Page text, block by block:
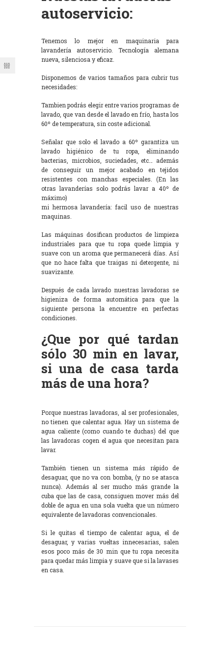
autoservicio:
Tenemos lo mejor en maquinaria para
lavandería autoservicio. Tecnología alemana
nueva, silenciosa y eficaz.
Disponemos de varios tamaños para cubrir tus
necesidades:
Tambien podrás elegir entre varios programas de
lavado, que van desde el lavado en frío, hasta los
60º de temperatura, sin coste adicional.
Señalar que solo el lavado a 60º garantiza un
lavado higiénico de tu ropa, eliminando
bacterias, microbios, suciedades, etc… además
de conseguir un mejor acabado en tejidos
resistentes con manchas especiales. (En las
otras lavanderías solo podrás lavar a 40º de
máximo)
mi hermosa lavandería: facil uso de nuestras
maquinas.
Las máquinas dosifican productos de limpieza
industriales para que tu ropa quede limpia y
suave con un aroma que permanecerá días. Así
que no hace falta que traigas ni detergente, ni
suavizante.
Después de cada lavado nuestras lavadoras se
higieniza de forma automática para que la
siguiente persona la encuentre en perfectas
condiciones.
¿Que por qué tardan
sólo 30 min en lavar,
si una de casa tarda
más de una hora?
Porque nuestras lavadoras, al ser profesionales,
no tienen que calentar agua. Hay un sistema de
agua caliente (como cuando te duchas) del que
las lavadoras cogen el agua que necesitan para
lavar.
También tienen un sistema más rápido de
desaguar, que no va con bomba, (y no se atasca
nunca). Además al ser mucho más grande la
cuba que las de casa, consiguen mover más del
doble de agua en una sola vuelta que un número
equivalente de lavadoras convencionales.
Si le quitas el tiempo de calentar agua, el de
desaguar, y varias vueltas innecesarias, salen
esos poco más de 30 min que tu ropa necesita
para quedar más limpia y suave que si la lavases
en casa.